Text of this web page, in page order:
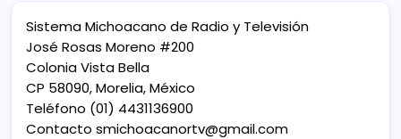
Sistema Michoacano de Radio y Televisión
José Rosas Moreno #200
Colonia Vista Bella
CP 58090, Morelia, México
Teléfono (01) 4431136900
Contacto smichoacanortv@gmail.com